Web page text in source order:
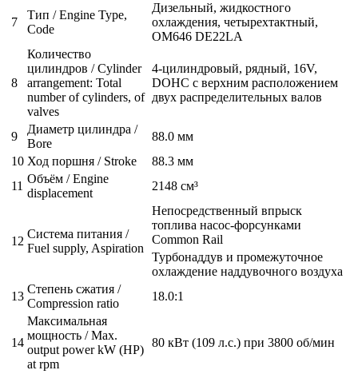
7
Тип / Engine Type,
Code
Дизельный, жидкостного
охлаждения, четырехтактный,
OM646 DE22LA
8
Количество
цилиндров / Cylinder
arrangement: Total
number of cylinders, of
valves
4-цилиндровый, рядный, 16V,
DOHC с верхним расположением
двух распределительных валов
9
Диаметр цилиндра /
Bore
88.0 мм
10 Ход поршня / Stroke
88.3 мм
11
Объём / Engine
displacement
2148 см³
12
Система питания /
Fuel supply, Aspiration
Непосредственный впрыск
топлива насос-форсунками
Common Rail
Турбонаддув и промежуточное
охлаждение наддувочного воздуха
13
Степень сжатия /
Compression ratio
18.0:1
14
Максимальная
мощность / Max.
output power kW (HP)
at rpm
80 кВт (109 л.с.) при 3800 об/мин